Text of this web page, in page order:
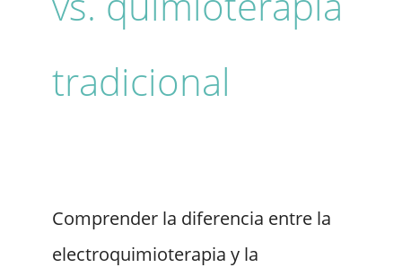
tradicional
Comprender la diferencia entre la
electroquimioterapia y la